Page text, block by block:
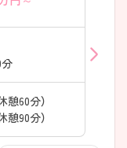
憩60分）
憩90分）